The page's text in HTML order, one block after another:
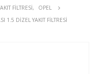
FİLTRESİ,
OPEL
1.5 DIZEL YAKIT FILTRESI